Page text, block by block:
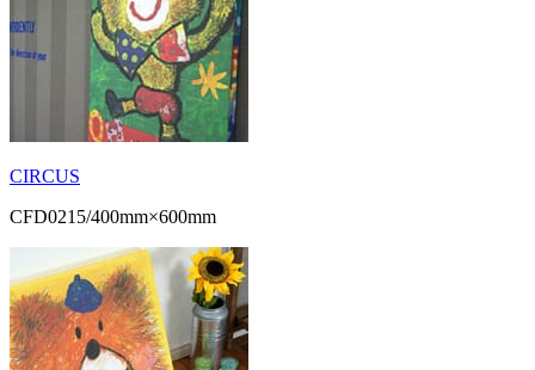
CIRCUS
CFD0215/400mm×600mm